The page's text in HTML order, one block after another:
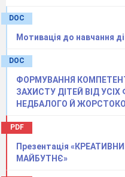
DOC
Мотивація до навчання
DOC
ФОРМУВАННЯ
ЗАХИСТУ ДІТЕЙ ВІД
НЕДБАЛОГО Й
PDF
Презентація
МАЙБУТНЄ»